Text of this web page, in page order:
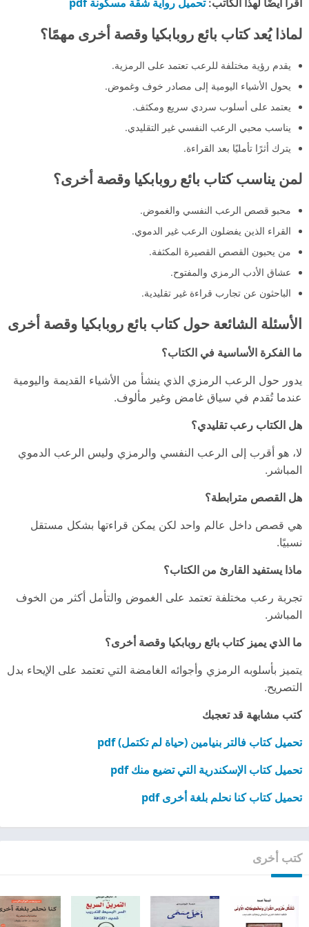
لماذا يُعد كتاب بائع روبابكيا وقصة أخرى مهمًا؟
يقدم رؤية مختلفة للرعب تعتمد على الرمزية.
يحول الأشياء اليومية إلى مصادر خوف وغموض.
يعتمد على أسلوب سردي سريع ومكثف.
يناسب محبي الرعب النفسي غير التقليدي.
يترك أثرًا تأمليًا بعد القراءة.
لمن يناسب كتاب بائع روبابكيا وقصة أخرى؟
محبو قصص الرعب النفسي والغموض.
القراء الذين يفضلون الرعب غير الدموي.
من يحبون القصص القصيرة المكثفة.
عشاق الأدب الرمزي والمفتوح.
الباحثون عن تجارب قراءة غير تقليدية.
الأسئلة الشائعة حول كتاب بائع روبابكيا وقصة أخرى
ما الفكرة الأساسية في الكتاب؟
يدور حول الرعب الرمزي الذي ينشأ من الأشياء القديمة واليومية
عندما تُقدم في سياق غامض وغير مألوف.
هل الكتاب رعب تقليدي؟
لا، هو أقرب إلى الرعب النفسي والرمزي وليس الرعب الدموي
المباشر.
هل القصص مترابطة؟
هي قصص داخل عالم واحد لكن يمكن قراءتها بشكل مستقل
نسبيًا.
ماذا يستفيد القارئ من الكتاب؟
تجربة رعب مختلفة تعتمد على الغموض والتأمل أكثر من الخوف
المباشر.
ما الذي يميز كتاب بائع روبابكيا وقصة أخرى؟
يتميز بأسلوبه الرمزي وأجوائه الغامضة التي تعتمد على الإيحاء بدل
التصريح.
كتب مشابهة قد تعجبك
تحميل كتاب فالتر بنيامين (حياة لم تكتمل) pdf
تحميل كتاب الإسكندرية التي تضيع منك pdf
تحميل كتاب كنا نحلم بلغة أخرى pdf
كتب أخرى